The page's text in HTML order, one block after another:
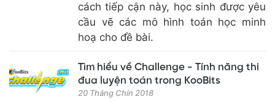
cách tiếp cận này, học sinh được yêu
cầu vẽ các mô hình toán học minh
hoạ cho đề bài.
Tìm hiểu về Challenge - Tính năng thi
đua luyện toán trong KooBits
20 Tháng Chín 2018